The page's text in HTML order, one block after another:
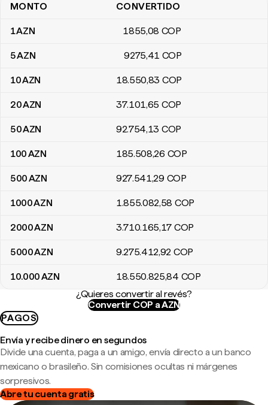
Tabla de conversión de manats azerbaiyanos a pesos
MONTO CONVERTIDO
1AZN 1855,08 COP
5AZN 9275,41 COP
10AZN 18.550,83 COP
20AZN 37.101,65 COP
50AZN 92.754,13 COP
100AZN 185.508,26 COP
500AZN 927.541,29 COP
1000AZN 1.855.082,58 COP
2000AZN 3.710.165,17 COP
5000AZN 9.275.412,92 COP
10.000AZN 18.550.825,84 COP
¿Quieres convertir al revés?
Convertir COP a AZN
PAGOS
Envía y recibe dinero en segundos
Divide una cuenta, paga a un amigo, envía directo a un banco
mexicano o brasileño. Sin comisiones ocultas ni márgenes
sorpresivos.
Abre tu cuenta gratis